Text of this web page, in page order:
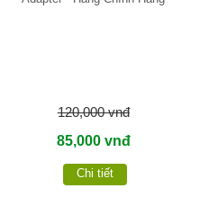
120,000 vnđ
85,000 vnđ
Chi tiết